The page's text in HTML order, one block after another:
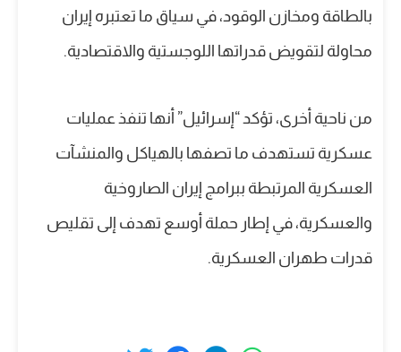
بالطاقة ومخازن الوقود، في سياق ما تعتبره إيران
محاولة لتقويض قدراتها اللوجستية والاقتصادية.
من ناحية أخرى، تؤكد “إسرائيل” أنها تنفذ عمليات
عسكرية تستهدف ما تصفها بالهياكل والمنشآت
العسكرية المرتبطة ببرامج إيران الصاروخية
والعسكرية، في إطار حملة أوسع تهدف إلى تقليص
قدرات طهران العسكرية.